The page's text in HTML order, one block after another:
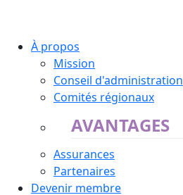
À propos
Mission
Conseil d'administration
Comités régionaux
AVANTAGES
Assurances
Partenaires
Devenir membre